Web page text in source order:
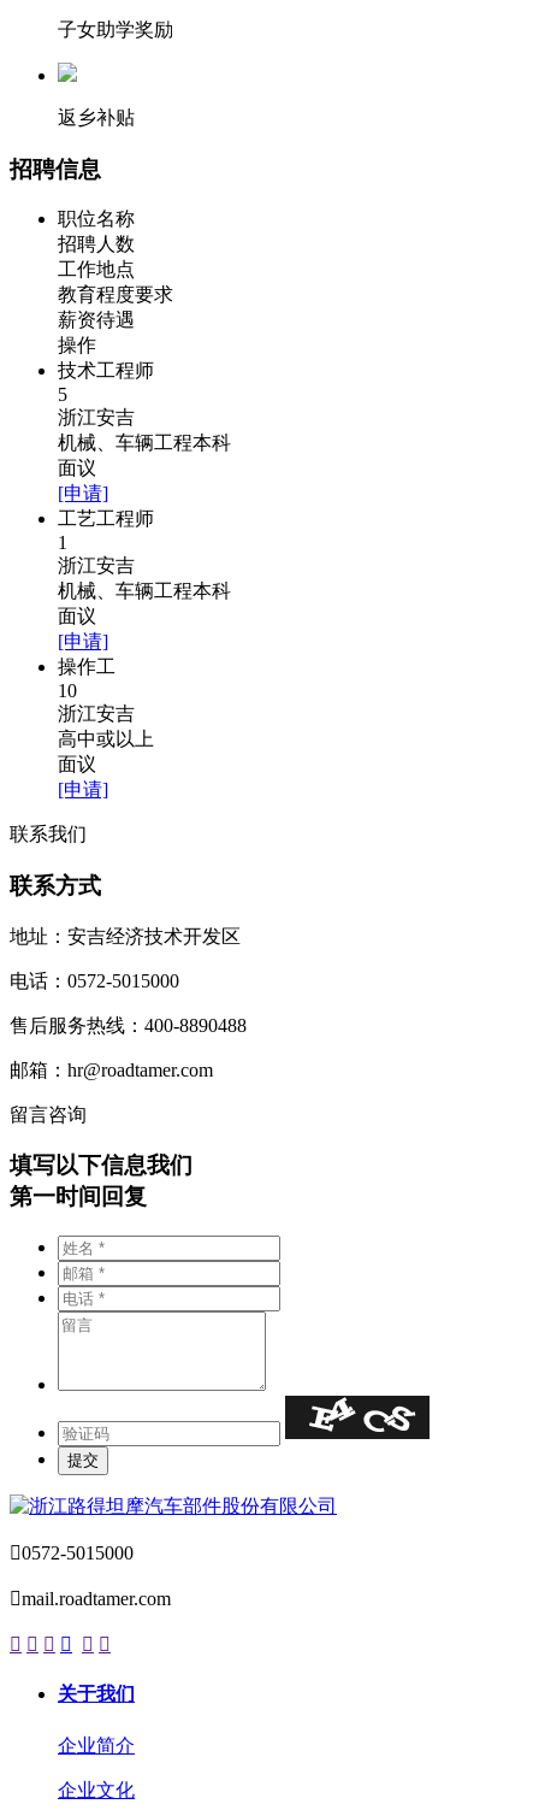
子女助学奖励
返乡补贴
招聘信息
职位名称
招聘人数
工作地点
教育程度要求
薪资待遇
操作
技术工程师
5
浙江安吉
机械、车辆工程本科
面议
[申请]
工艺工程师
1
浙江安吉
机械、车辆工程本科
面议
[申请]
操作工
10
浙江安吉
高中或以上
面议
[申请]
联系我们
联系方式
地址：安吉经济技术开发区
电话：0572-5015000
售后服务热线：400-8890488
邮箱：hr@roadtamer.com
留言咨询
填写以下信息我们
第一时间回复
0572-5015000
mail.roadtamer.com
     
关于我们
企业简介
企业文化